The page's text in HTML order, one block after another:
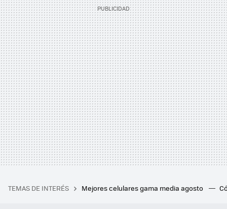
TEMAS DE INTERÉS Mejores celulares gama media agosto